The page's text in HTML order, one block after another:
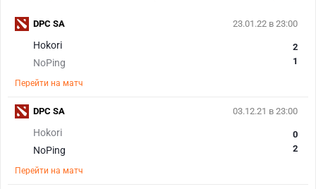
23.01.22 в 23:00
Hokori
NoPing
2
1
Перейти на матч
DPC SA
03.12.21 в 23:00
Hokori
NoPing
0
2
Перейти на матч
DPC SA